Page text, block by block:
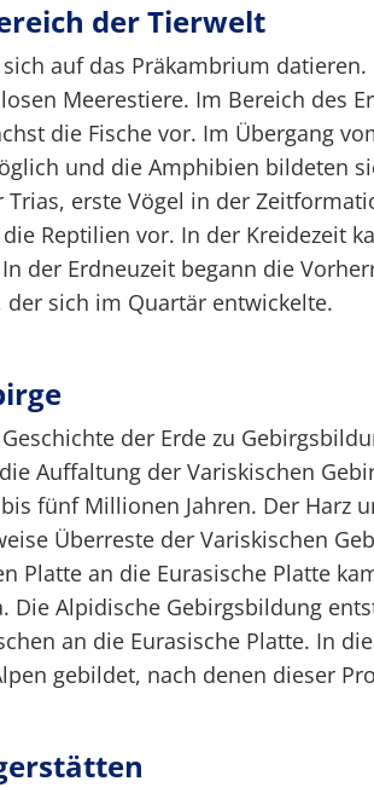
der Tierwelt
auf das Präkambrium
Meerestiere. Im Bereich des
die Fische vor. Im Übergang
und die Amphibien bildeten
erste Vögel in der
Reptilien vor. In der Kreidezeit
der Erdneuzeit begann die
der sich im Quartär entwickelte.
der Erde zu
Auffaltung der Variskischen
fünf Millionen Jahren. Der Harz
Überreste der Variskischen
Platte an die Eurasische Platte
Die Alpidische Gebirgsbildung
an die Eurasische Platte. In
gebildet, nach denen dieser